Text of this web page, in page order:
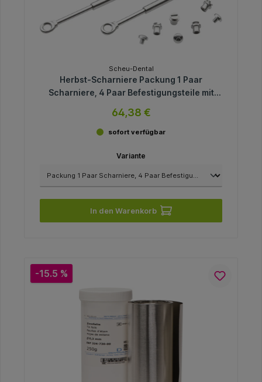
Scheu-Dental
Herbst-Scharniere Packung 1 Paar
Scharniere, 4 Paar Befestigungsteile mit
64,38 €
sofort verfügbar
Variante
In den Warenkorb
-15.5 %